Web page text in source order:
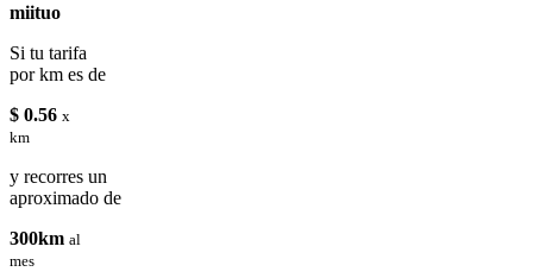
miituo
Si tu tarifa
por km es de
$ 0.56 x
km
y recorres un
aproximado de
300km al
mes